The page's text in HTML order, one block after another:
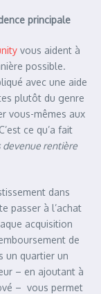
principale
vous aident à
possible.
avec une aide
plutôt du genre
vous-mêmes aux
ce qu’a fait
devenue rentière
dans
passer à l’achat
acquisition
de
un quartier un
– en ajoutant à
– vous permet